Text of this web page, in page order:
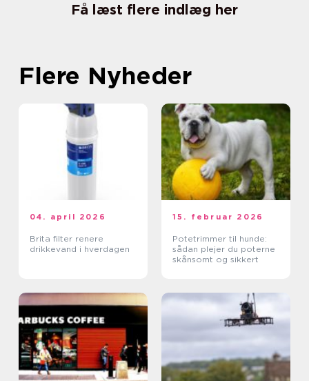
Få læst flere indlæg her
Flere Nyheder
04. april 2026
Brita filter renere
drikkevand i hverdagen
15. februar 2026
Potetrimmer til hunde:
sådan plejer du poterne
skånsomt og sikkert